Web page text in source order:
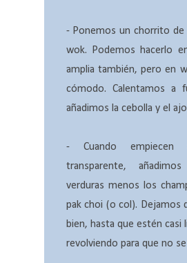
- Ponemos un chorrito de
wok. Podemos hacerlo
amplia también, pero en
cómodo. Calentamos a
añadimos la cebolla y el
- Cuando empiecen
transparente,
verduras menos los
pak choi (o col). Dejamos
bien, hasta que estén casi
revolviendo para que no